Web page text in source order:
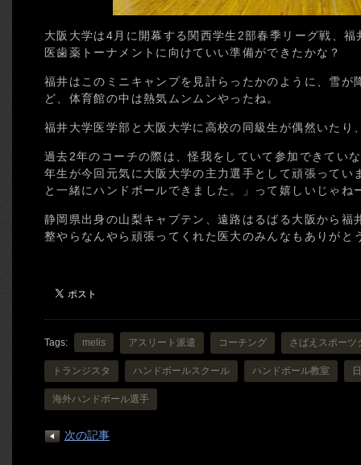
大阪大学は4月に開幕する関西学生2部春季リーグ戦、
医歯薬トーナメントに向けていい準備ができたかな？
福井はこのミニキャンプを見計らったかのように、雪が
ど、体育館の中は熱気ムンムンやったね。
福井大学医学部と大阪大学に高校の同級生が偶然いたり
過去2年のコーチの際は、怪我をしていて参加できてい
年生が今回元気に大阪大学の主力選手として頑張ってい
と一緒にハンドボールできました。」って嬉しいじゃね
静岡県出身の山梨キャプテン、遠路はるばる大阪から福
整やらなんやら頑張ってくれた医大のみんなもありがと
Tags: melis アスリート派遣 コーチング さばえスポーツ
トランジスタ ハンドボールスクール ハンドボール教室
海外ハンドボール選手
次の記事